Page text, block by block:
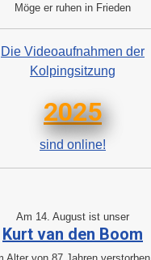
Möge er ruhen in Frieden
Die Videoaufnahmen der
Kolpingsitzung
2025
sind online!
Am 14. August ist unser
Kurt van den Boom